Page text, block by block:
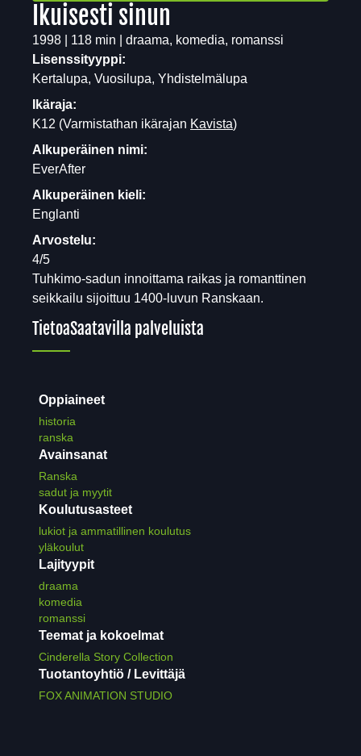
Ikuisesti sinun
1998 | 118 min | draama, komedia, romanssi
Lisenssityyppi:
Kertalupa, Vuosilupa, Yhdistelmälupa
Ikäraja:
K12 (Varmistathan ikärajan Kavista)
Alkuperäinen nimi:
EverAfter
Alkuperäinen kieli:
Englanti
Arvostelu:
4/5
Tuhkimo-sadun innoittama raikas ja romanttinen
seikkailu sijoittuu 1400-luvun Ranskaan.
TietoaSaatavilla palveluista
Oppiaineet
historia
ranska
Avainsanat
Ranska
sadut ja myytit
Koulutusasteet
lukiot ja ammatillinen koulutus
yläkoulut
Lajityypit
draama
komedia
romanssi
Teemat ja kokoelmat
Cinderella Story Collection
Tuotantoyhtiö / Levittäjä
FOX ANIMATION STUDIO